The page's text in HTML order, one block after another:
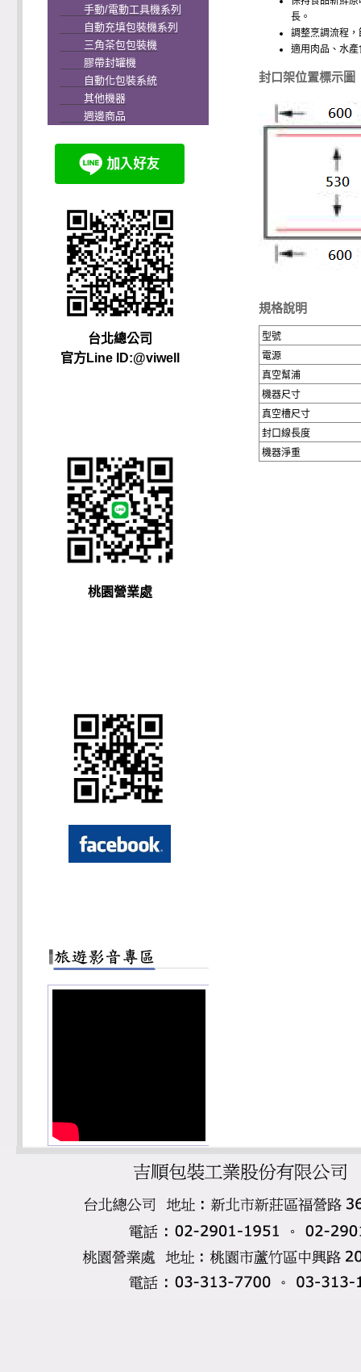
手動/電動工具機系列
自動充填包裝機系列
三角茶包包裝機
膠帶封罐機
自動化包裝系統
其他機器
週邊商品
台北總公司
官方Line ID:@viwell
桃園營業處
長。
調整烹調流程
適用肉品、水
封口架位置標示圖
規格說明
型號
電源
真空幫浦
機器尺寸
真空槽尺寸
封口線長度
機器淨重